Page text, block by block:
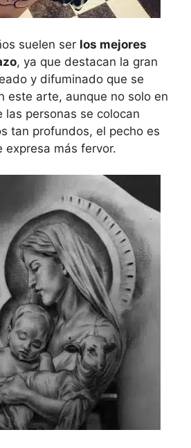
suelen ser los mejores
, ya que destacan la gran
y difuminado que se
este arte, aunque no solo en
las personas se colocan
tan profundos, el pecho es
expresa más fervor.